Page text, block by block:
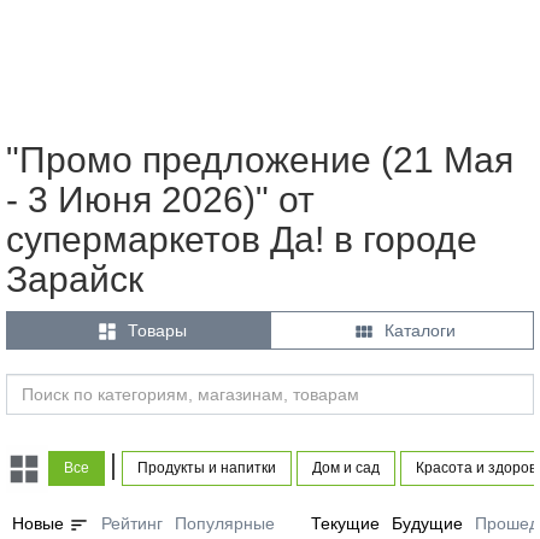
"Промо предложение (21 Мая
- 3 Июня 2026)" от
супермаркетов Да! в городе
Зарайск
 Товары  Каталоги
Все | Продукты и напитки Дом и сад Красота и
Новые sort Рейтинг Популярные Текущие Будущие